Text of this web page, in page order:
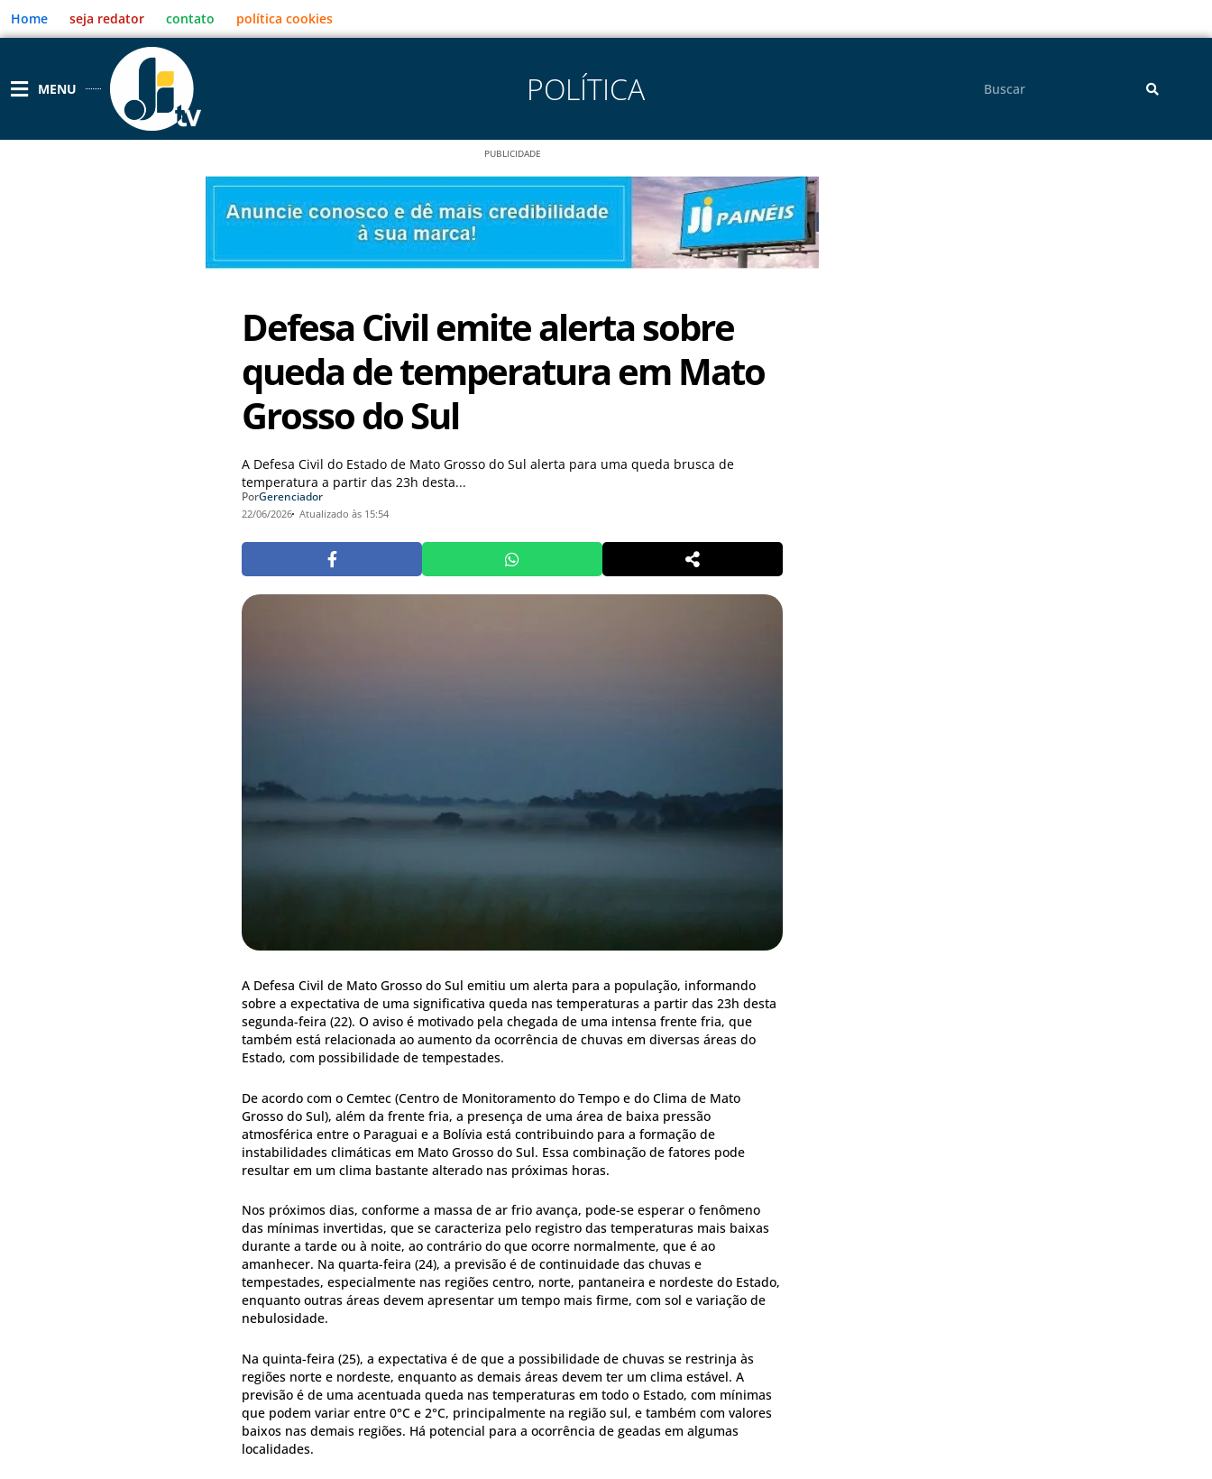
para
o
Home seja redator contato política cookies
MENU POLÍTICA
PUBLICIDADE
Defesa Civil emite alerta sobre
queda de temperatura em Mato
Grosso do Sul
A Defesa Civil do Estado de Mato Grosso do Sul alerta para uma queda brusca de
temperatura a partir das 23h desta...
PorGerenciador
22/06/2026 Atualizado às 15:54
A Defesa Civil de Mato Grosso do Sul emitiu um alerta para a população, informando
sobre a expectativa de uma significativa queda nas temperaturas a partir das 23h desta
segunda-feira (22). O aviso é motivado pela chegada de uma intensa frente fria, que
também está relacionada ao aumento da ocorrência de chuvas em diversas áreas do
Estado, com possibilidade de tempestades.
De acordo com o Cemtec (Centro de Monitoramento do Tempo e do Clima de Mato
Grosso do Sul), além da frente fria, a presença de uma área de baixa pressão
atmosférica entre o Paraguai e a Bolívia está contribuindo para a formação de
instabilidades climáticas em Mato Grosso do Sul. Essa combinação de fatores pode
resultar em um clima bastante alterado nas próximas horas.
Nos próximos dias, conforme a massa de ar frio avança, pode-se esperar o fenômeno
das mínimas invertidas, que se caracteriza pelo registro das temperaturas mais baixas
durante a tarde ou à noite, ao contrário do que ocorre normalmente, que é ao
amanhecer. Na quarta-feira (24), a previsão é de continuidade das chuvas e
tempestades, especialmente nas regiões centro, norte, pantaneira e nordeste do Estado,
enquanto outras áreas devem apresentar um tempo mais firme, com sol e variação de
nebulosidade.
Na quinta-feira (25), a expectativa é de que a possibilidade de chuvas se restrinja às
regiões norte e nordeste, enquanto as demais áreas devem ter um clima estável. A
previsão é de uma acentuada queda nas temperaturas em todo o Estado, com mínimas
que podem variar entre 0°C e 2°C, principalmente na região sul, e também com valores
baixos nas demais regiões. Há potencial para a ocorrência de geadas em algumas
localidades.